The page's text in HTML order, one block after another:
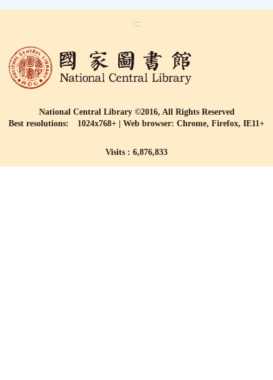
:::
National Central Library ©2016, All Rights Reserved
Best resolutions: 1024x768+ | Web browser: Chrome, Firefox, IE11+
Visits : 6,876,833